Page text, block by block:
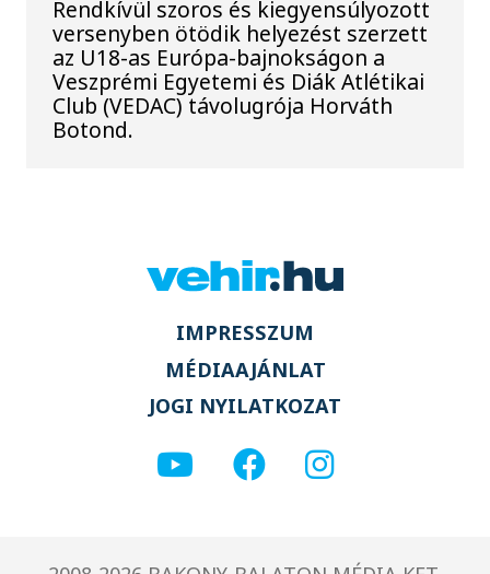
Rendkívül szoros és kiegyensúlyozott
versenyben ötödik helyezést szerzett
az U18-as Európa-bajnokságon a
Veszprémi Egyetemi és Diák Atlétikai
Club (VEDAC) távolugrója Horváth
Botond.
IMPRESSZUM
MÉDIAAJÁNLAT
JOGI NYILATKOZAT